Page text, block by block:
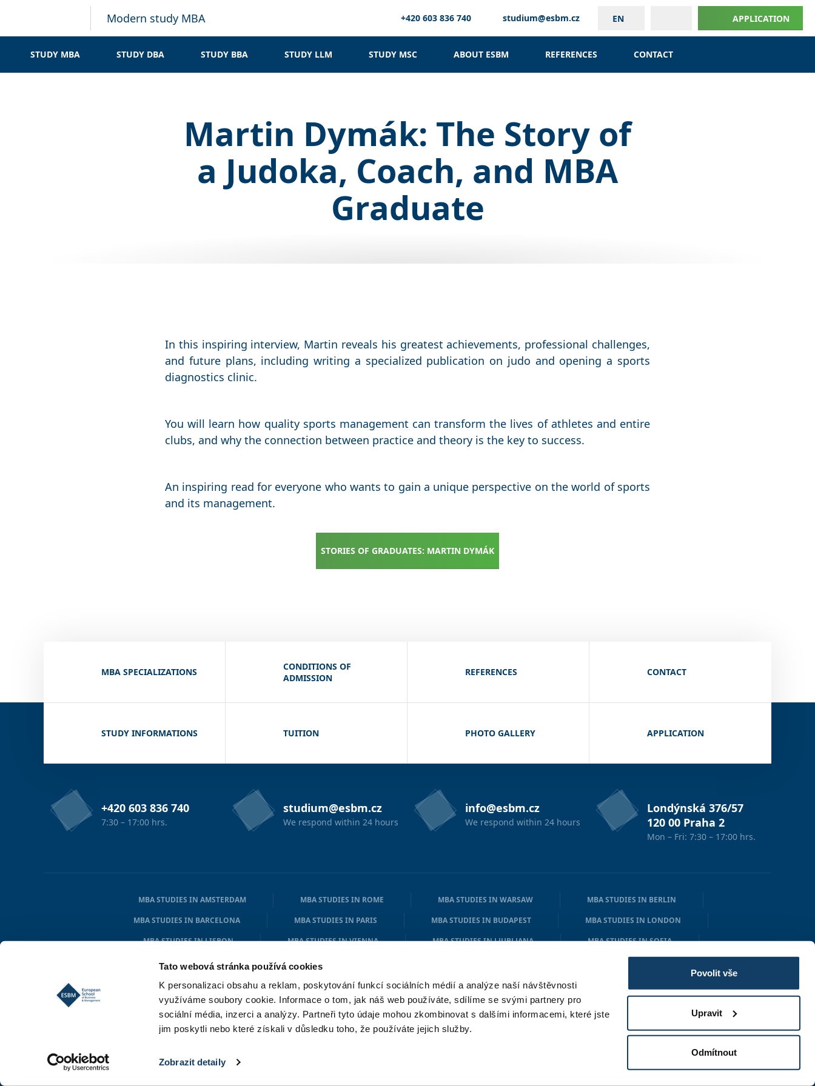
Tato webová stránka používá cookies
K personalizaci obsahu a reklam, poskytování funkcí sociálních médií a analýze naší návštěvnosti
využíváme soubory cookie. Informace o tom, jak náš web používáte, sdílíme se svými partnery pro
sociální média, inzerci a analýzy. Partneři tyto údaje mohou zkombinovat s dalšími informacemi, které jste
jim poskytli nebo které získali v důsledku toho, že používáte jejich služby.
Zobrazit detaily
Povolit vše
Upravit
Odmítnout
Modern study MBA EN APPLICATION
+420 603 836 740 studium@esbm.cz
STUDY MBA STUDY DBA STUDY BBA STUDY LLM STUDY MSC ABOUT ESBM REFERENCES CONTACT
Martin Dymák: The Story of
a Judoka, Coach, and MBA
Graduate
In this inspiring interview, Martin reveals his greatest achievements, professional challenges,
and future plans, including writing a specialized publication on judo and opening a sports
diagnostics clinic.
You will learn how quality sports management can transform the lives of athletes and entire
clubs, and why the connection between practice and theory is the key to success.
An inspiring read for everyone who wants to gain a unique perspective on the world of sports
and its management.
STORIES OF GRADUATES: MARTIN DYMÁK
MBA SPECIALIZATIONS
CONDITIONS OF
ADMISSION
REFERENCES CONTACT
STUDY INFORMATIONS TUITION PHOTO GALLERY APPLICATION
+420 603 836 740
7:30 – 17:00 hrs.
studium@esbm.cz
We respond within 24 hours
info@esbm.cz
We respond within 24 hours
Londýnská 376/57
120 00 Praha 2
Mon – Fri: 7:30 – 17:00 hrs.
MBA STUDIES IN AMSTERDAM MBA STUDIES IN ROME MBA STUDIES IN WARSAW
MBA STUDIES IN BERLIN
MBA STUDIES IN BARCELONA
MBA STUDIES IN PARIS MBA STUDIES IN BUDAPEST
MBA STUDIES IN LONDON
MBA STUDIES IN LISBON
MBA STUDIES IN VIENNA MBA STUDIES IN LJUBLJANA
MBA STUDIES IN SOFIA
MBA STUDIES IN HAMBURG
MBA STUDIES IN ATHENS
© 2026 European School of Business & Management (ESBM)